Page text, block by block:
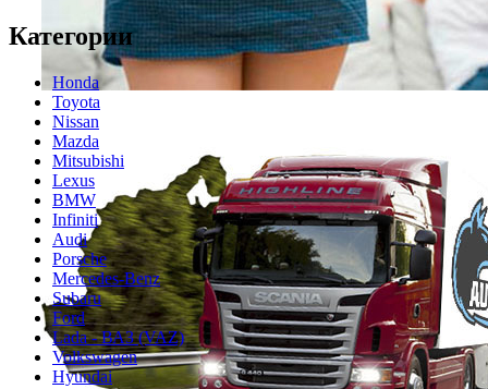
Категории
Honda
Toyota
Nissan
Mazda
Mitsubishi
Lexus
BMW
Infiniti
Audi
Porsche
Mercedes-Benz
Subaru
Ford
Lada - ВАЗ (VAZ)
Volkswagen
Hyundai